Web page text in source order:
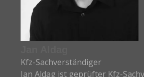
Kfz-Sachverständiger
Jan Aldag ist geprüfter Kfz-